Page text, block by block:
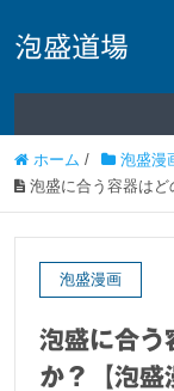
泡盛道場
ホーム / 泡盛漫
泡盛に合う容器はど
泡盛漫画
泡盛に合う
か？【泡盛